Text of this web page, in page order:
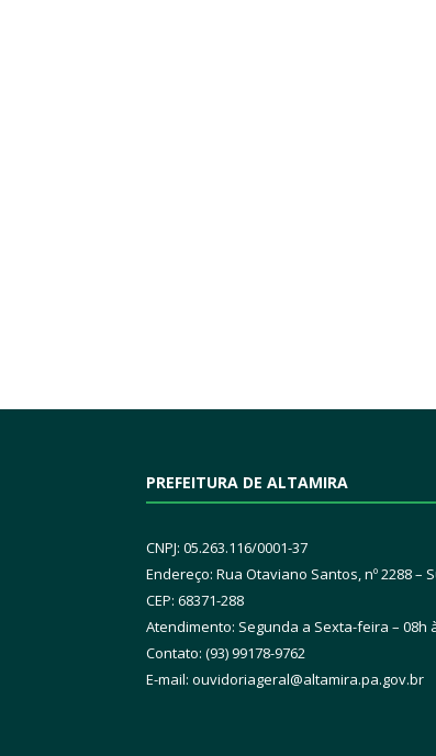
PREFEITURA DE ALTAMIRA
CNPJ: 05.263.116/0001-37
Endereço: Rua Otaviano Santos, nº 2288 –
CEP: 68371-288
Atendimento: Segunda a Sexta-feira – 08h
Contato: (93) 99178-9762
E-mail: ouvidoriageral@altamira.pa.gov.br